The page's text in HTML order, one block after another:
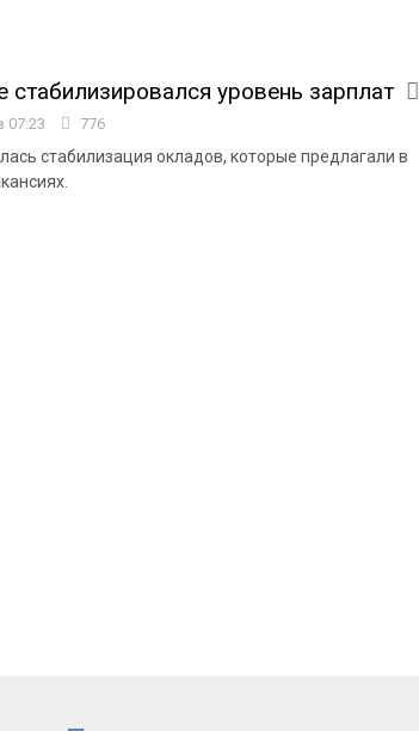
стабилизировался уровень зарплат
07:23 776
стабилизация окладов, которые предлагали в